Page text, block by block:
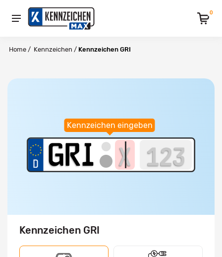
0
Home / Kennzeichen / Kennzeichen GRI
Kennzeichen eingeben
Kennzeichen GRI